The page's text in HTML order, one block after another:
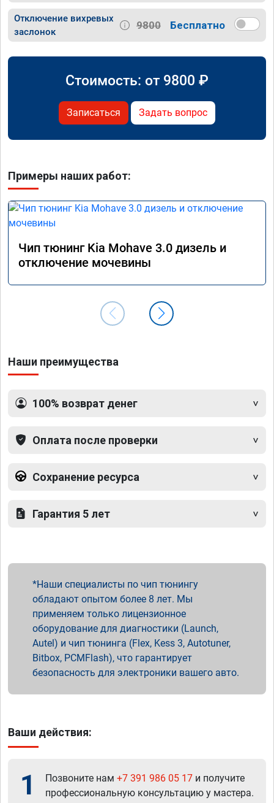
Отключение вихревых
заслонок
9800 Бесплатно
Стоимость: от 9800 ₽
Записаться Задать вопрос
Примеры наших работ:
Чип тюнинг Kia Mohave 3.0 дизель и
отключение мочевины
Наши преимущества
100% возврат денег
Оплата после проверки
Сохранение ресурса
Гарантия 5 лет
Наши специалисты по чип тюнингу
обладают опытом более 8 лет. Мы
применяем только лицензионное
оборудование для диагностики (Launch,
Autel) и чип тюнинга (Flex, Kess 3, Autotuner,
Bitbox, PCMFlash), что гарантирует
безопасность для электроники вашего авто.
Ваши действия:
1 Позвоните нам +7 391 986 05 17 и получите
профессиональную консультацию у мастера.